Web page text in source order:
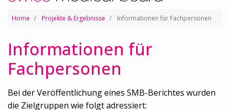
Home Projekte & Ergebnisse Informationen für Fachpersonen
Informationen für
Fachpersonen
Bei der Veröffentlichung eines SMB-Berichtes wurden
die Zielgruppen wie folgt adressiert: